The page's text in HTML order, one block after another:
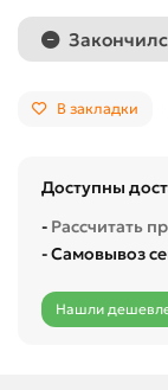
В закладки
Доступны
- Рассчитать
- Самовывоз
Нашли